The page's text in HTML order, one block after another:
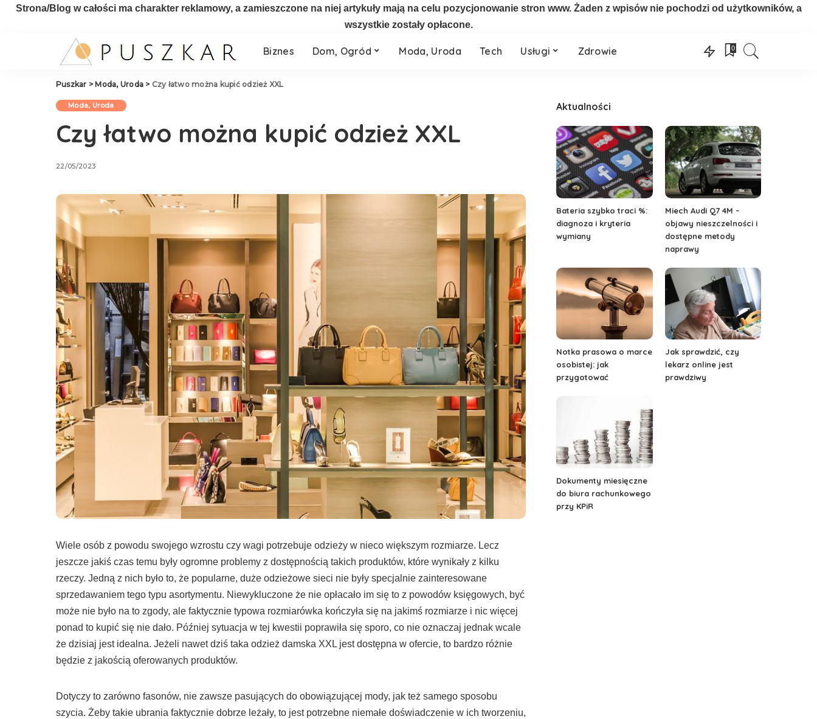
Strona/Blog w całości ma charakter reklamowy, a zamieszczone na niej artykuły mają na celu pozycjonowanie stron www. Żaden z wpisów nie pochodzi od użytkowników, a
wszystkie zostały opłacone.
Biznes Dom, Ogród Moda, Uroda Tech Usługi Zdrowie 0
Puszkar > Moda, Uroda > Czy łatwo można kupić odzież XXL
Moda, Uroda
Czy łatwo można kupić odzież XXL
22/05/2023
Wiele osób z powodu swojego wzrostu czy wagi potrzebuje odzieży w nieco większym rozmiarze. Lecz
jeszcze jakiś czas temu były ogromne problemy z dostępnością takich produktów, które wynikały z kilku
rzeczy. Jedną z nich było to, że popularne, duże odzieżowe sieci nie były specjalnie zainteresowane
sprzedawaniem tego typu asortymentu. Niewykluczone że nie opłacało im się to z powodów księgowych, być
może nie było na to zgody, ale faktycznie typowa rozmiarówka kończyła się na jakimś rozmiarze i nic więcej
ponad to kupić się nie dało. Później sytuacja w tej kwestii poprawiła się sporo, co nie oznaczaj jednak wcale
że dzisiaj jest idealna. Jeżeli nawet dziś taka odzież damska XXL jest dostępna w ofercie, to bardzo różnie
będzie z jakością oferowanych produktów.
Dotyczy to zarówno fasonów, nie zawsze pasujących do obowiązującej mody, jak też samego sposobu
szycia. Żeby takie ubrania faktycznie dobrze leżały, to jest potrzebne niemałe doświadczenie w ich tworzeniu,
Aktualności
Bateria szybko traci %:
diagnoza i kryteria
wymiany
Miech Audi Q7 4M –
objawy nieszczelności i
dostępne metody
naprawy
Notka prasowa o marce
osobistej: jak
przygotować
Jak sprawdzić, czy
lekarz online jest
prawdziwy
Dokumenty miesięczne
do biura rachunkowego
przy KPiR